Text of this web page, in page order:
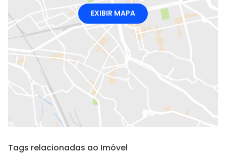
EXIBIR MAPA
Tags relacionadas ao Imóvel